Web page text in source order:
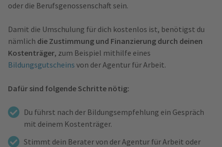
oder die Berufsgenossenschaft sein.
Damit die Umschulung für dich kostenlos ist, benötigst du
nämlich die Zustimmung und Finanzierung durch deinen
Kostenträger, zum Beispiel mithilfe eines
Bildungsgutscheins von der Agentur für Arbeit.
Dafür sind folgende Schritte nötig:
Du führst nach der Bildungsempfehlung ein Gespräch
mit deinem Kostenträger.
Stimmt dein Berater von der Agentur für Arbeit oder